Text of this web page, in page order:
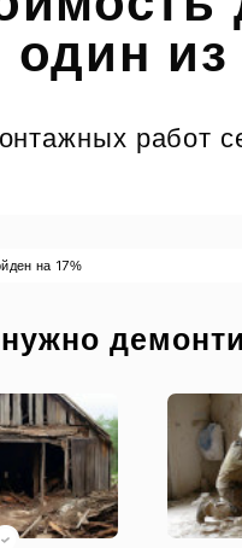
один
работ
на 17%